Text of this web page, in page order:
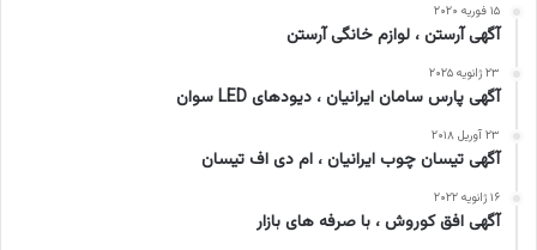
۱۵ فوریه ۲۰۲۰
آگهی آرستن ، لوازم خانگی آرستن
۲۳ ژانویه ۲۰۲۵
آگهی پارس سامان ایرانیان ، دیودهای LED سوان
۲۳ آوریل ۲۰۱۸
آگهی تیسان چوب ایرانیان ، ام دی اف تیسان
۱۶ ژانویه ۲۰۲۲
آگهی افق کوروش ، با صرفه های بازار